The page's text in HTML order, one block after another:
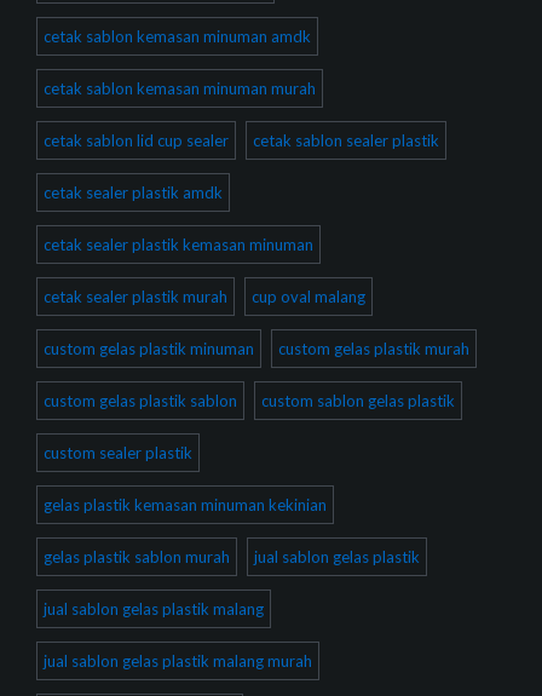
cetak sablon kemasan minuman amdk
cetak sablon kemasan minuman murah
cetak sablon lid cup sealer cetak sablon sealer plastik
cetak sealer plastik amdk
cetak sealer plastik kemasan minuman
cetak sealer plastik murah cup oval malang
custom gelas plastik minuman custom gelas plastik murah
custom gelas plastik sablon custom sablon gelas plastik
custom sealer plastik
gelas plastik kemasan minuman kekinian
gelas plastik sablon murah jual sablon gelas plastik
jual sablon gelas plastik malang
jual sablon gelas plastik malang murah